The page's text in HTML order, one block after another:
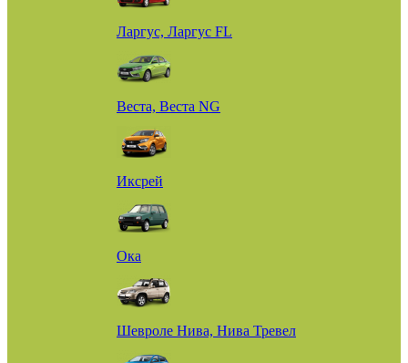
Ларгус, Ларгус FL
Веста, Веста NG
Иксрей
Ока
Шевроле Нива, Нива Тревел